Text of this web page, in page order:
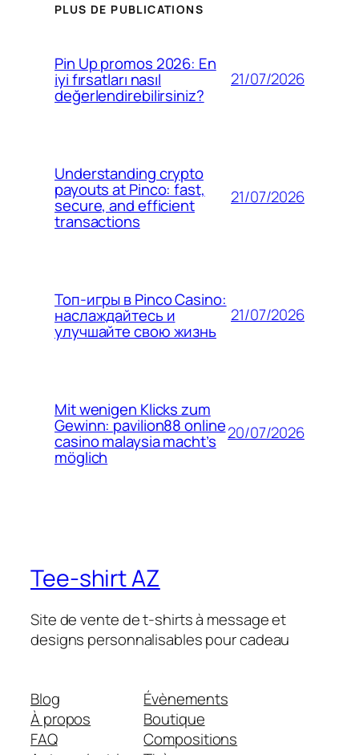
PLUS DE PUBLICATIONS
Pin Up promos 2026: En
iyi fırsatları nasıl
değerlendirebilirsiniz?
21/07/2026
Understanding crypto
payouts at Pinco: fast,
secure, and efficient
transactions
21/07/2026
Топ-игры в Pinco Casino:
наслаждайтесь и
улучшайте свою жизнь
21/07/2026
Mit wenigen Klicks zum
Gewinn: pavilion88 online
casino malaysia macht’s
möglich
20/07/2026
Tee-shirt AZ
Site de vente de t-shirts à message et
designs personnalisables pour cadeau
Blog
À propos
FAQ
Évènements
Boutique
Compositions